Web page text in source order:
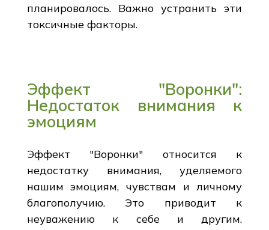
планировалось. Важно устранить эти
токсичные факторы.
Эффект "Воронки":
Недостаток внимания к
эмоциям
Эффект "Воронки" относится к
недостатку внимания, уделяемого
нашим эмоциям, чувствам и личному
благополучию. Это приводит к
неуважению к себе и другим.